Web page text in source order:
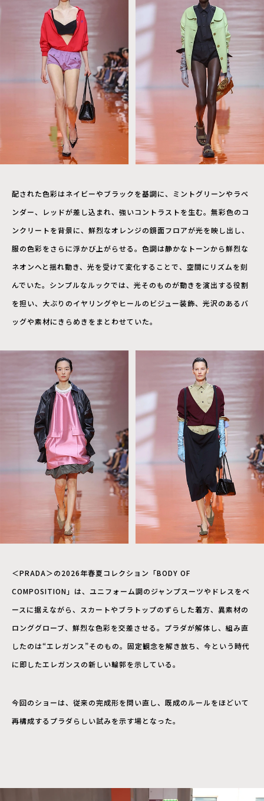
配された色彩はネイビーやブラックを基調に、ミントグリーンやラベ
ンダー、レッドが差し込まれ、強いコントラストを生む。無彩色のコ
ンクリートを背景に、鮮烈なオレンジの鏡面フロアが光を映し出し、
服の色彩をさらに浮かび上がらせる。色調は静かなトーンから鮮烈な
ネオンへと揺れ動き、光を受けて変化することで、空間にリズムを刻
んでいた。シンプルなルックでは、光そのものが動きを演出する役割
を担い、大ぶりのイヤリングやヒールのビジュー装飾、光沢のあるバ
ッグや素材にきらめきをまとわせていた。
＜PRADA＞の2026年春夏コレクション「BODY OF
COMPOSITION」は、ユニフォーム調のジャンプスーツやドレスをベ
ースに据えながら、スカートやブラトップのずらした着方、異素材の
ロンググローブ、鮮烈な色彩を交差させる。プラダが解体し、組み直
したのは“エレガンス”そのもの。固定観念を解き放ち、今という時代
に即したエレガンスの新しい輪郭を示している。
今回のショーは、従来の完成形を問い直し、既成のルールをほどいて
再構成するプラダらしい試みを示す場となった。